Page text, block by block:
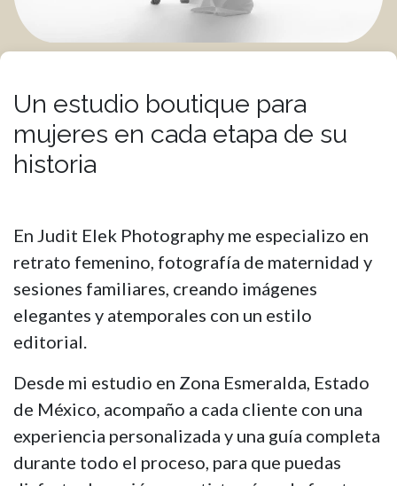
Un estudio boutique para
mujeres en cada etapa de su
historia
En Judit Elek Photography me especializo en
retrato femenino, fotografía de maternidad y
sesiones familiares, creando imágenes
elegantes y atemporales con un estilo
editorial.
Desde mi estudio en Zona Esmeralda, Estado
de México, acompaño a cada cliente con una
experiencia personalizada y una guía completa
durante todo el proceso, para que puedas